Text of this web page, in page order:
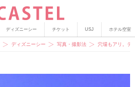
ディズニーシー チケット USJ ホテル空室
ディズニーシー 写真・撮影法 穴場もアリ。デ